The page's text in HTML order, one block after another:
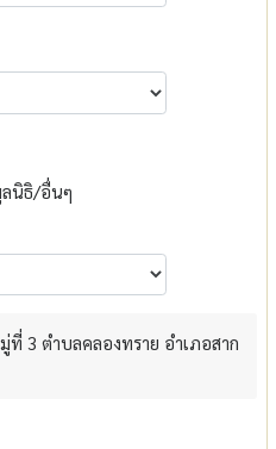
นิธิ/อื่นๆ
3 ตำบลคลองทราย อำเภอสาก